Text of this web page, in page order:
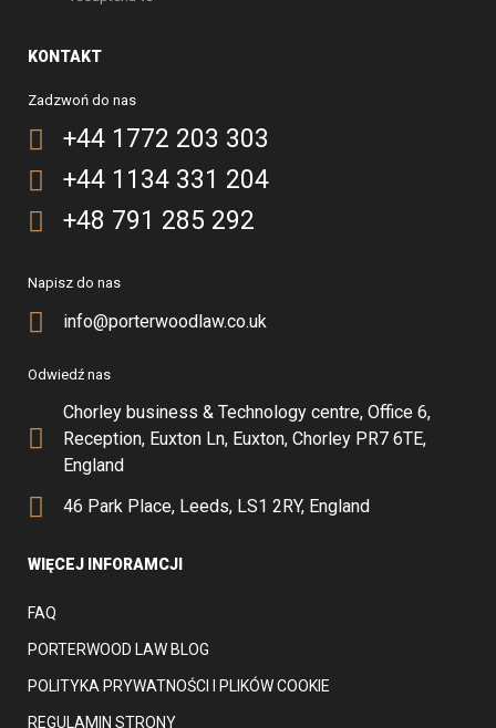
KONTAKT
Zadzwoń do nas
+44 1772 203 303
+44 1134 331 204
+48 791 285 292
Napisz do nas
info@porterwoodlaw.co.uk
Odwiedź nas
Chorley business & Technology centre, Office 6,
Reception, Euxton Ln, Euxton, Chorley PR7 6TE,
England
46 Park Place, Leeds, LS1 2RY, England
WIĘCEJ INFORAMCJI
FAQ
PORTERWOOD LAW BLOG
POLITYKA PRYWATNOŚCI I PLIKÓW COOKIE
REGULAMIN STRONY